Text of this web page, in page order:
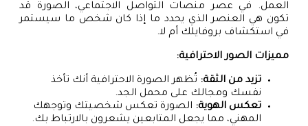
العمل. في عصر منصات التواصل الاجتماعي، الصورة قد
تكون هي العنصر الذي يحدد ما إذا كان شخص ما سيستمر
في استكشاف بروفايلك أم لا.
مميزات الصور الاحترافية:
تزيد من الثقة: تُظهر الصورة الاحترافية أنك تأخذ
نفسك ومجالك على محمل الجد.
تعكس الهوية: الصورة تعكس شخصيتك وتوجهك
المهني، مما يجعل المتابعين يشعرون بالارتباط بك.